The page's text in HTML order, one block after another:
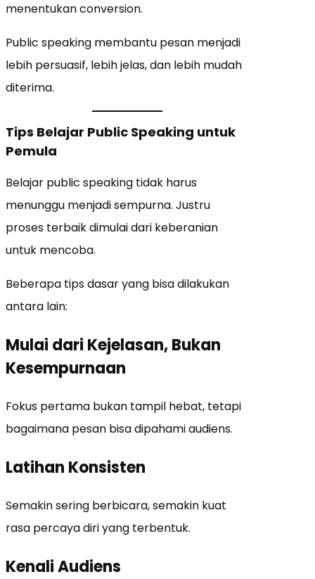
menentukan conversion.
Public speaking membantu pesan menjadi
lebih persuasif, lebih jelas, dan lebih mudah
diterima.
Tips Belajar Public Speaking untuk
Pemula
Belajar public speaking tidak harus
menunggu menjadi sempurna. Justru
proses terbaik dimulai dari keberanian
untuk mencoba.
Beberapa tips dasar yang bisa dilakukan
antara lain:
Mulai dari Kejelasan, Bukan
Kesempurnaan
Fokus pertama bukan tampil hebat, tetapi
bagaimana pesan bisa dipahami audiens.
Latihan Konsisten
Semakin sering berbicara, semakin kuat
rasa percaya diri yang terbentuk.
Kenali Audiens